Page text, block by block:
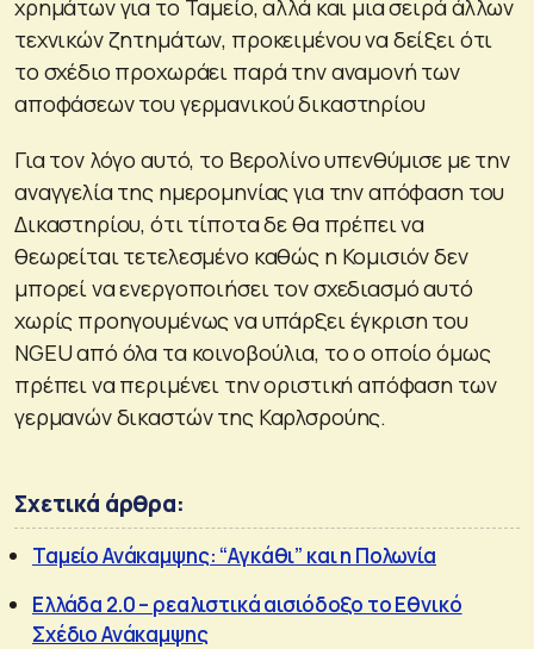
χρημάτων για το Ταμείο, αλλά και μια σειρά άλλων
τεχνικών ζητημάτων, προκειμένου να δείξει ότι
το σχέδιο προχωράει παρά την αναμονή των
αποφάσεων του γερμανικού δικαστηρίου
Για τον λόγο αυτό, το Βερολίνο υπενθύμισε με την
αναγγελία της ημερομηνίας για την απόφαση του
Δικαστηρίου, ότι τίποτα δε θα πρέπει να
θεωρείται τετελεσμένο καθώς η Κομισιόν δεν
μπορεί να ενεργοποιήσει τον σχεδιασμό αυτό
χωρίς προηγουμένως να υπάρξει έγκριση του
NGEU από όλα τα κοινοβούλια, το ο οποίο όμως
πρέπει να περιμένει την οριστική απόφαση των
γερμανών δικαστών της Καρλσρούης.
Σχετικά άρθρα:
Ταμείο Ανάκαμψης: “Αγκάθι” και η Πολωνία
Ελλάδα 2.0 – ρεαλιστικά αισιόδοξο το Εθνικό
Σχέδιο Ανάκαμψης